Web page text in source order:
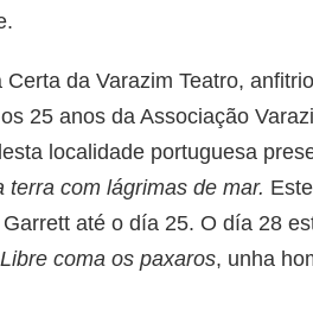
da Varazim Teatro,
25 anos da Associação
localidade portuguesa
terra com lágrimas de mar.
até o día 25. O día 28
Libre coma os paxaros, unha